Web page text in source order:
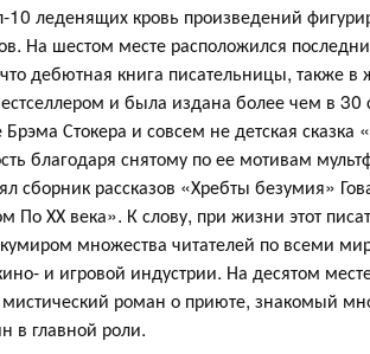
леденящих кровь произведений
На шестом месте расположился
дебютная книга писательницы, также
и была издана более чем в 30
Стокера и совсем не детская
благодаря снятому по ее мотивам
сборник рассказов «Хребты безумия»
По ХХ века». К слову, при жизни этот
кумиром множества читателей по всеми
и игровой индустрии. На десятом
роман о приюте, знакомый
в главной роли.